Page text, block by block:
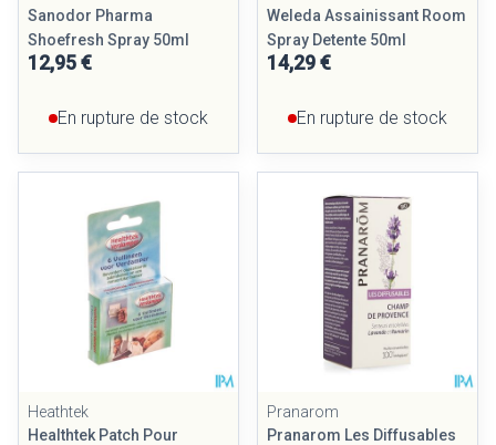
Sanodor Pharma
Shoefresh Spray 50ml
12,95 €
En rupture de stock
Weleda Assainissant Room
Spray Detente 50ml
14,29 €
En rupture de stock
Heathtek
Healthtek Patch Pour
Pranarom
Pranarom Les Diffusables